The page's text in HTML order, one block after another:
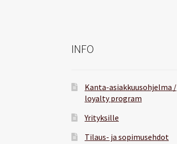
INFO
Kanta-asiakkuusohjelma /
loyalty program
Yrityksille
Tilaus- ja sopimusehdot